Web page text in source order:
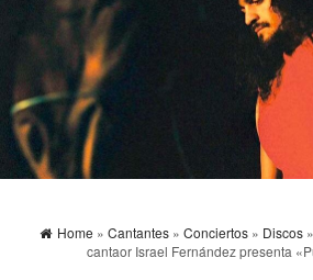
Home » Cantantes » Conciertos » Discos »
cantaor Israel Fernández presenta